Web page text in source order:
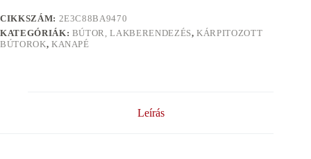
CIKKSZÁM: 2E3C88BA9470
KATEGÓRIÁK: BÚTOR, LAKBERENDEZÉS,KÁRPITOZOTT
BÚTOROK, KANAPÉ
Leírás